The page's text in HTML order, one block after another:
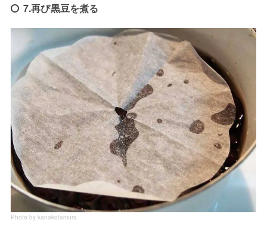
7.再び黒豆を煮る
Photo by kanakotamura